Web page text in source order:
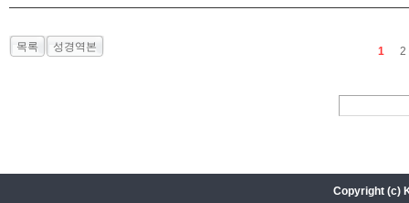
목록 성경역본 1 2
Copyright (c)